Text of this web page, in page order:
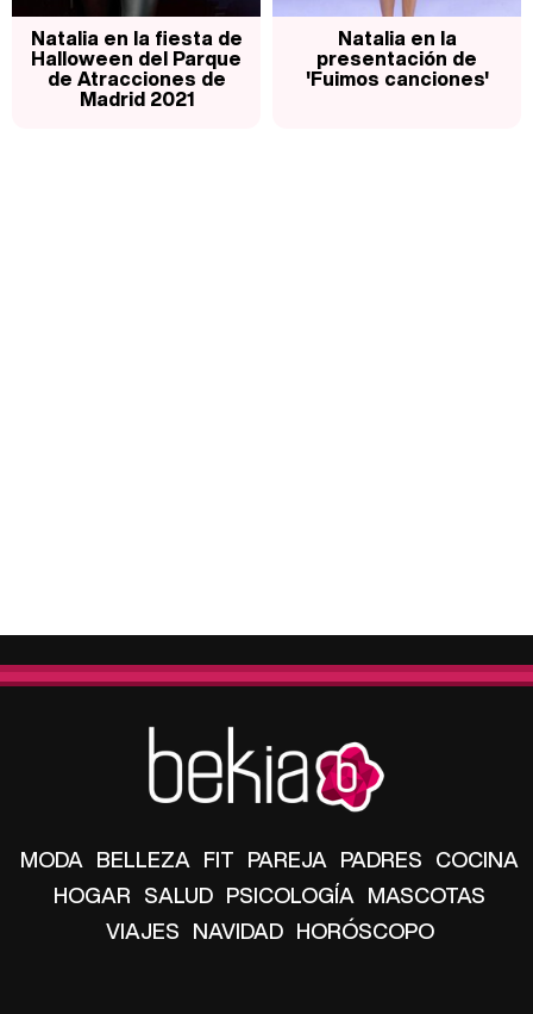
Natalia en la fiesta de
Halloween del Parque
de Atracciones de
Madrid 2021
Natalia en la
presentación de
'Fuimos canciones'
MODA BELLEZA FIT PAREJA PADRES COCINA
HOGAR SALUD PSICOLOGÍA MASCOTAS
VIAJES NAVIDAD HORÓSCOPO